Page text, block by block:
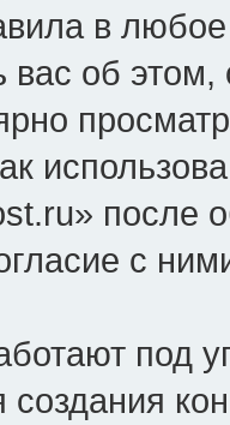
в
вас об
после
с
под
создания